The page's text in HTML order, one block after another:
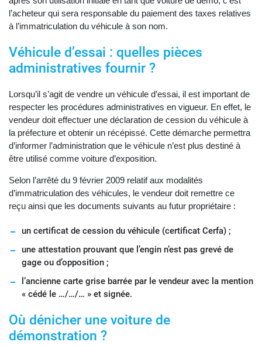
l’acheteur qui sera responsable du paiement des taxes relatives
à l’immatriculation du véhicule à son nom.
Véhicule d’essai : quelles pièces
administratives fournir ?
Lorsqu’il s’agit de vendre un véhicule d’essai, il est important de
respecter les procédures administratives en vigueur. En effet, le
vendeur doit effectuer une déclaration de cession du véhicule à
la préfecture et obtenir un récépissé. Cette démarche permettra
d’informer l’administration que le véhicule n’est plus destiné à
être utilisé comme voiture d’exposition.
Selon l’arrêté du 9 février 2009 relatif aux modalités
d’immatriculation des véhicules, le vendeur doit remettre ce
reçu ainsi que les documents suivants au futur propriétaire :
un certificat de cession du véhicule (certificat Cerfa) ;
une attestation prouvant que l’engin n’est pas grevé de
gage ou d’opposition ;
l’ancienne carte grise barrée par le vendeur avec la mention
« cédé le …/…/… » et signée.
Où dénicher une voiture de
démonstration ?